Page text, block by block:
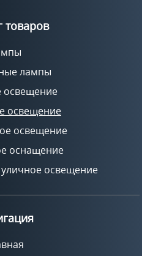
товаров
лампы
освещение
освещение
освещение
оснащение
освещение